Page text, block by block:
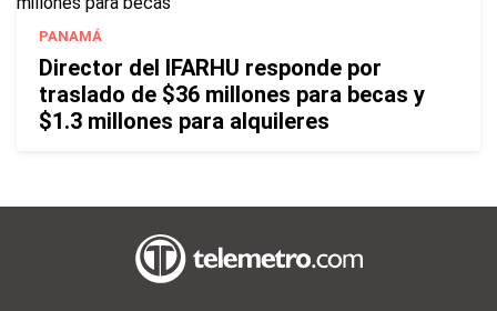
PANAMÁ
Director del IFARHU responde por
traslado de $36 millones para becas y
$1.3 millones para alquileres